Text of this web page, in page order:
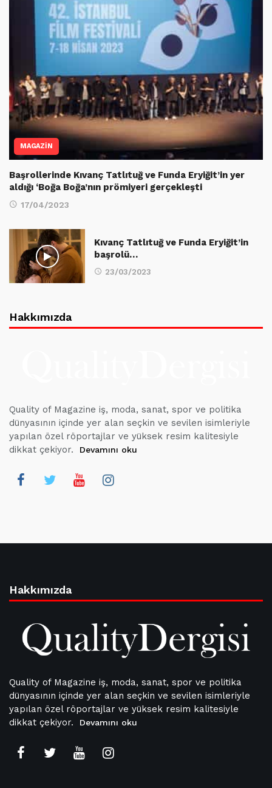
MAGAZİN
Başrollerinde Kıvanç Tatlıtuğ ve Funda Eryiğit’in yer
aldığı ‘Boğa Boğa’nın prömiyeri gerçekleşti
17/04/2023
Kıvanç Tatlıtuğ ve Funda Eryiğit’in
başrolü…
23/03/2023
Hakkımızda
Quality of Magazine iş, moda, sanat, spor ve politika
dünyasının içinde yer alan seçkin ve sevilen isimleriyle
yapılan özel röportajlar ve yüksek resim kalitesiyle
dikkat çekiyor.
Devamını oku
Hakkımızda
Quality of Magazine iş, moda, sanat, spor ve politika
dünyasının içinde yer alan seçkin ve sevilen isimleriyle
yapılan özel röportajlar ve yüksek resim kalitesiyle
dikkat çekiyor.
Devamını oku